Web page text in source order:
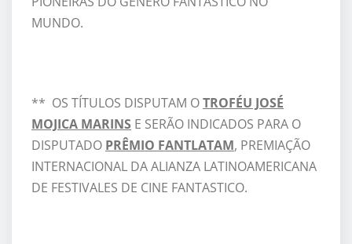
MUNDO.
** OS TÍTULOS DISPUTAM OTROFÉU JOSÉ
MOJICA MARINS E SERÃO INDICADOS PARA O
DISPUTADO PRÊMIO FANTLATAM, PREMIAÇÃO
INTERNACIONAL DA ALIANZA LATINOAMERICANA
DE FESTIVALES DE CINE FANTASTICO.